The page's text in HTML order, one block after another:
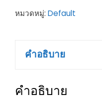
หมวดหมู่: Default
คำอธิบาย
คำอธิบาย